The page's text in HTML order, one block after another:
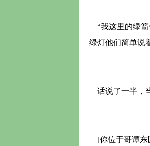
“我这里的绿箭
绿灯他们简单说
话说了一半，
[你位于哥谭东